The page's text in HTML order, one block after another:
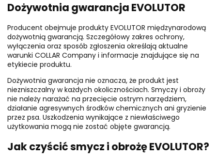
Dożywotnia gwarancja EVOLUTOR
Producent obejmuje produkty EVOLUTOR międzynarodową
dożywotnią gwarancją. Szczegółowy zakres ochrony,
wyłączenia oraz sposób zgłoszenia określają aktualne
warunki COLLAR Company i informacje znajdujące się na
etykiecie produktu.
Dożywotnia gwarancja nie oznacza, że produkt jest
niezniszczalny w każdych okolicznościach. Smyczy i obroży
nie należy narażać na przecięcie ostrym narzędziem,
działanie agresywnych środków chemicznych ani gryzienie
przez psa. Uszkodzenia wynikające z niewłaściwego
użytkowania mogą nie zostać objęte gwarancją.
Jak czyścić smycz i obrożę EVOLUTOR?